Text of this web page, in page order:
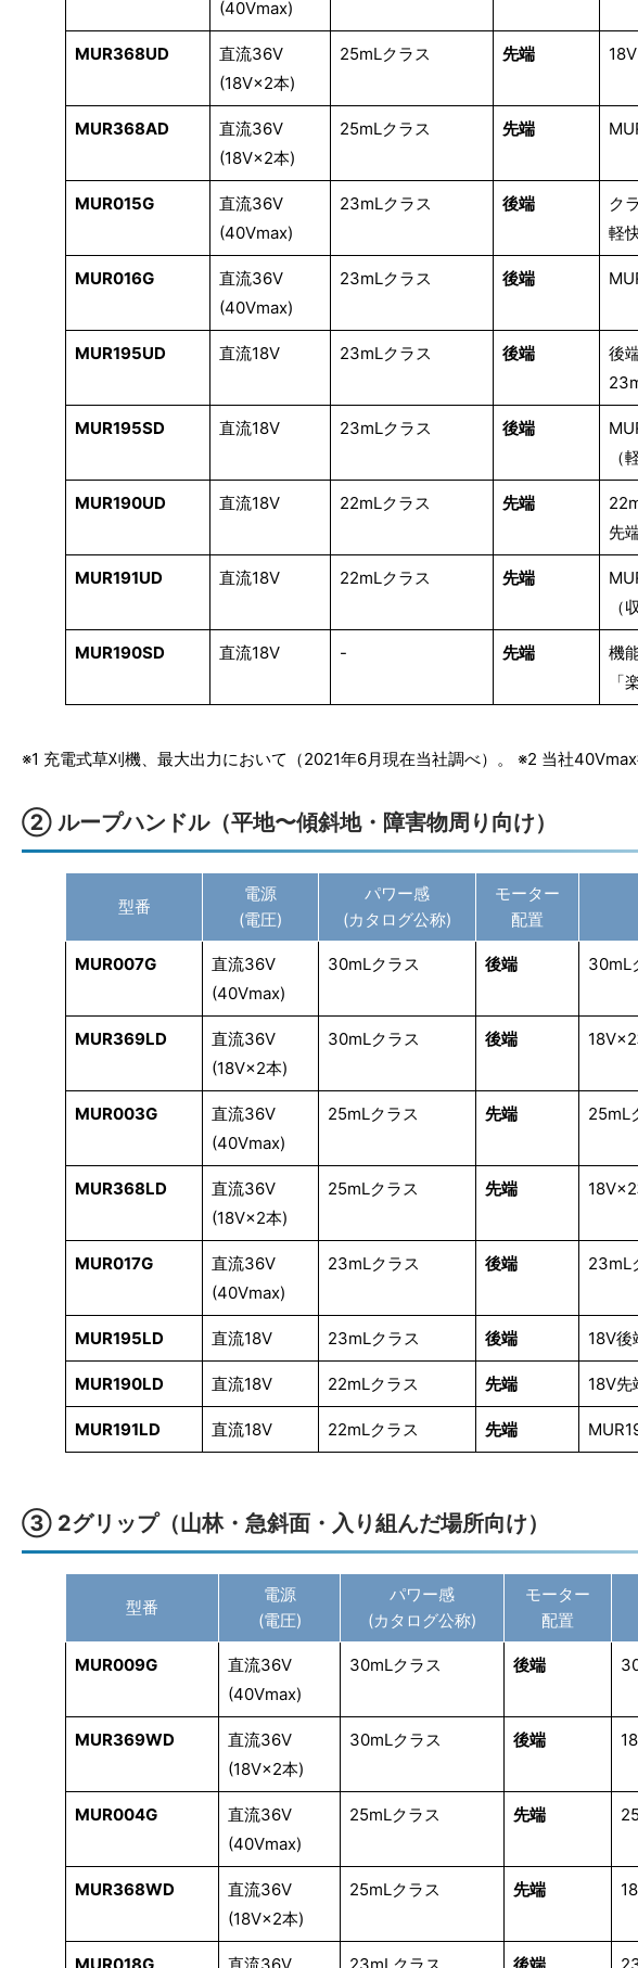
(40Vmax)
MUR368UD
直流36V
(18V×2本)
25mLクラス 先端
MUR368AD
直流36V
(18V×2本)
25mLクラス 先端
MUR015G
直流36V
(40Vmax)
23mLクラス 後端
ク
軽
MUR016G
直流36V
(40Vmax)
23mLクラス 後端
MUR195UD 直流18V 23mLクラス 後端
後
MUR195SD 直流18V 23mLクラス 後端
（
MUR190UD 直流18V 22mLクラス 先端
先
MUR191UD 直流18V 22mLクラス 先端
（
MUR190SD 直流18V - 先端
機
「
※1 充電式草刈機、最大出力において（2021年6月現在当社調べ）。 ※2 当社
② ループハンドル（平地〜傾斜地・障害物周り向け）
型番
電源
(電圧)
パワー感
(カタログ公称)
モーター
配置
MUR007G
直流36V
(40Vmax)
30mLクラス 後端 30mL
MUR369LD
直流36V
(18V×2本)
30mLクラス 後端
MUR003G
直流36V
(40Vmax)
25mLクラス 先端 25mL
MUR368LD
直流36V
(18V×2本)
25mLクラス 先端
MUR017G
直流36V
(40Vmax)
23mLクラス 後端 23mL
MUR195LD 直流18V 23mLクラス 後端 18V後
MUR190LD 直流18V 22mLクラス 先端 18V先
MUR191LD 直流18V 22mLクラス 先端
③ 2グリップ（山林・急斜面・入り組んだ場所向け）
型番
電源
(電圧)
パワー感
(カタログ公称)
モーター
配置
MUR009G
直流36V
(40Vmax)
30mLクラス 後端
MUR369WD
直流36V
(18V×2本)
30mLクラス 後端
MUR004G
直流36V
(40Vmax)
25mLクラス 先端
MUR368WD
直流36V
(18V×2本)
25mLクラス 先端